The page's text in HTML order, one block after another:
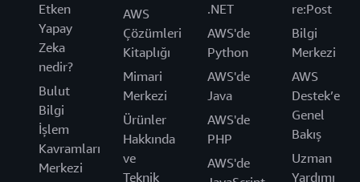
Etken
Yapay
Zeka
nedir?
Bulut
Bilgi
İşlem
Kavramları
Merkezi
AWS
Çözümleri
Kitaplığı
Mimari
Merkezi
Ürünler
Hakkında
ve
Teknik
.NET
AWS'de
Python
AWS'de
Java
AWS'de
PHP
AWS'de
re:Post
Bilgi
Merkezi
AWS
Destek’e
Genel
Bakış
Uzman
Yardımı